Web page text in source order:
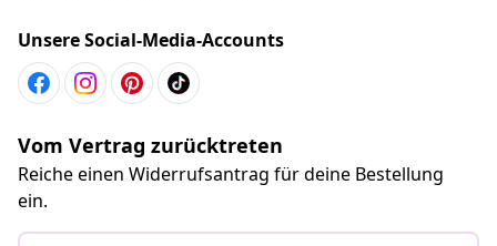
Unsere Social-Media-Accounts
Vom Vertrag zurücktreten
Reiche einen Widerrufsantrag für deine Bestellung
ein.